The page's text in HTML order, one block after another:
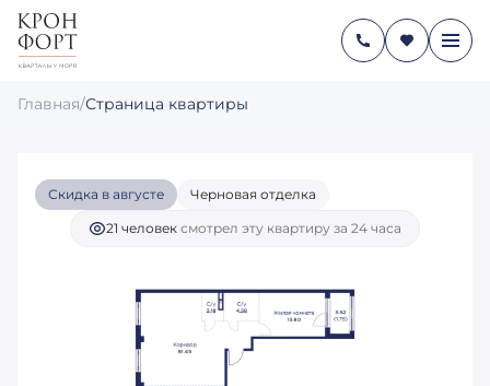
Главная/Страница квартиры
Ипотекаот 170 605 руб./мес.
Скидка в августе Черновая отделка
21 человек смотрел эту квартиру за 24 часа